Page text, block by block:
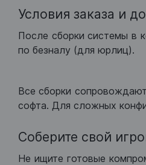
Условия заказа и
После сборки системы в
по безналу (для юрлиц).
Все сборки
софта. Для сложных
Соберите свой
Не ищите готовые